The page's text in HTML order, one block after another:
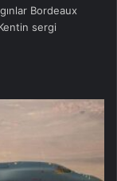
Bordeaux
sergi